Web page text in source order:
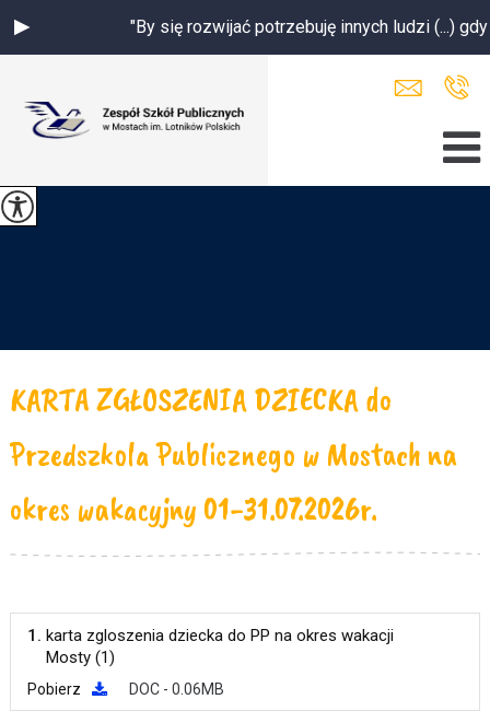
"By się rozwijać potrzebuję innych ludzi (...) gdy
KARTA ZGŁOSZENIA DZIECKA do
Przedszkola Publicznego w Mostach na
okres wakacyjny 01-31.07.2026r.
1. karta zgloszenia dziecka do PP na okres wakacji
Mosty (1)
Pobierz DOC - 0.06MB